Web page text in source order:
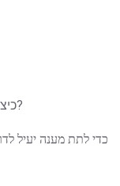
כיצד תוכל לעמוד בקצב דרישות דיווח מורכבות?
כדי לתת מענה יעיל